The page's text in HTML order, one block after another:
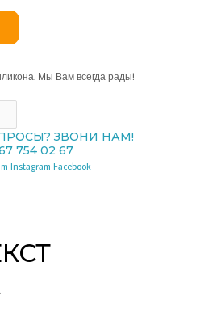
Мы Вам всегда рады!
ЗВОНИ НАМ!
754 02 67
Instagram Facebook